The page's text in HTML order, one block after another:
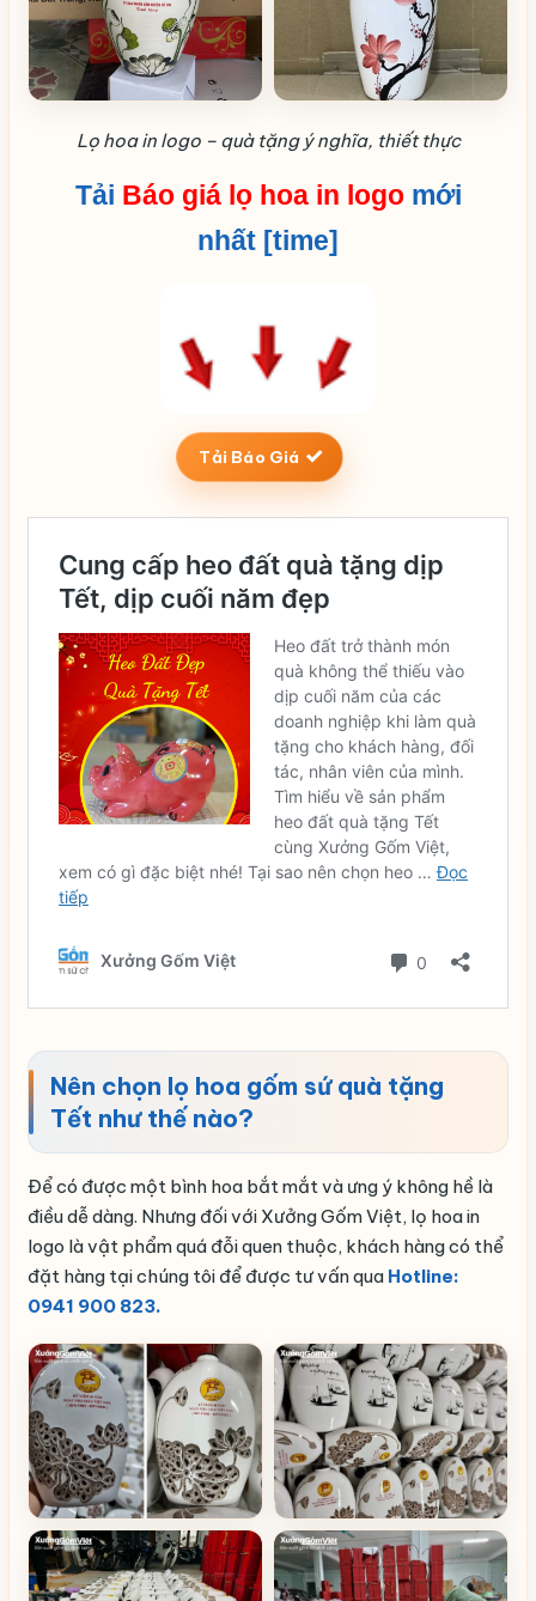
Lọ hoa in logo – quà tặng ý nghĩa, thiết thực
Tải Báo giá lọ hoa in logo mới
nhất [time]
Tải Báo Giá
Nên chọn lọ hoa gốm sứ quà tặng
Tết như thế nào?
Để có được một bình hoa bắt mắt và ưng ý không hề là
điều dễ dàng. Nhưng đối với Xưởng Gốm Việt, lọ hoa in
logo là vật phẩm quá đỗi quen thuộc, khách hàng có thể
đặt hàng tại chúng tôi để được tư vấn qua Hotline:
0941 900 823.